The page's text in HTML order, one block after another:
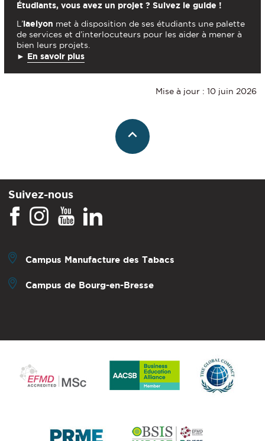
Étudiants, vous avez un projet ? Suivez le guide !
L’iaelyon met à disposition de ses étudiants une palette
de services et d’interlocuteurs pour les aider à mener à
bien leurs projets.
► En savoir plus
Mise à jour : 10 juin 2026
Suivez-nous
Campus Manufacture des Tabacs
Campus de Bourg-en-Bresse